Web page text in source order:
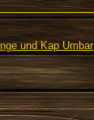
und Kap Umbar